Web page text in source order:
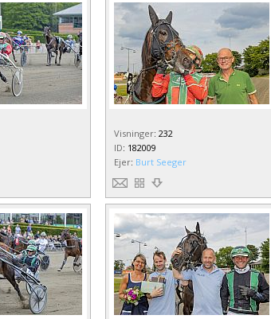
Visninger: 232
ID: 182009
Ejer: Burt Seeger